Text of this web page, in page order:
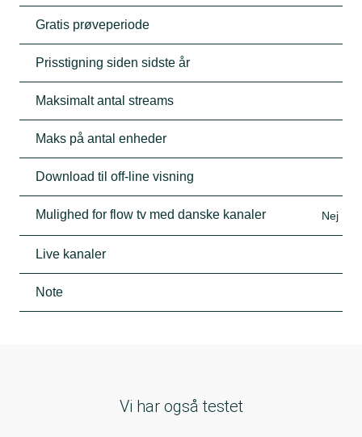
Gratis prøveperiode
Prisstigning siden sidste år
Maksimalt antal streams
Maks på antal enheder
Download til off-line visning
Mulighed for flow tv med danske kanaler Nej
Live kanaler
Note
Vi har også testet